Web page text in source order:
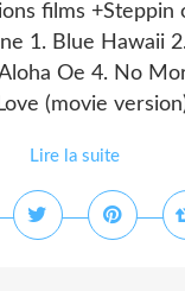
films +Steppin
1. Blue Hawaii
Oe 4. No
(movie
Lire la suite